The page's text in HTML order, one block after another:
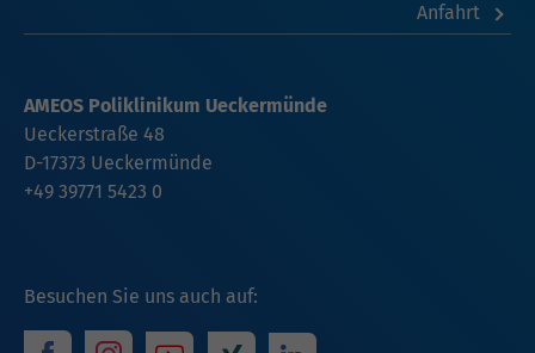
Anfahrt
Besuchen Sie uns auch auf:
AMEOS Poliklinikum Ueckermünde
Ueckerstraße 48
D-17373 Ueckermünde
+49 39771 5423 0